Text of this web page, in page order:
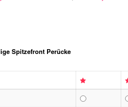
Spitzefront Perücke